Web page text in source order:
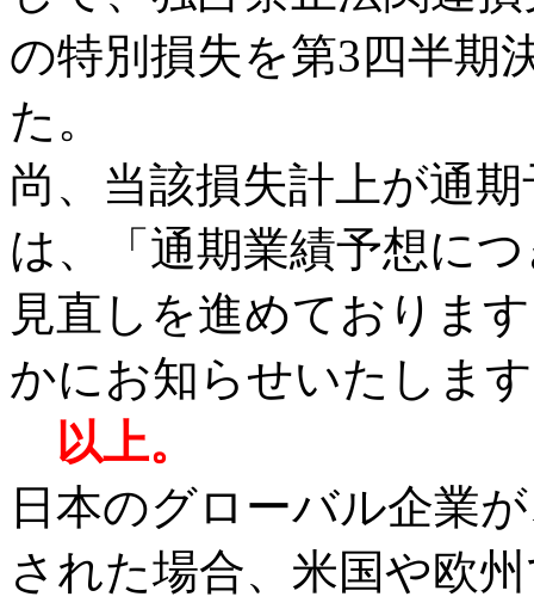
の特別損失を第3四半期
た。
尚、当該損失計上が通
は、「通期業績予想に
見直しを進めておりま
かにお知らせいたしま
以上。
日本のグローバル企業
された場合、米国や欧